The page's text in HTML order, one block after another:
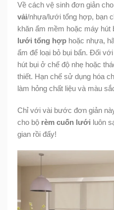
Về cách vệ sinh đơn giản cho
vải/nhựa/lưới tổng hợp, bạn
khăn ẩm mềm hoặc máy hút
lưới tổng hợp hoặc nhựa,
ẩm để loại bỏ bụi bẩn. Đối
hút bụi ở chế độ nhẹ hoặc
thiết. Hạn chế sử dụng hóa
làm hỏng chất liệu và màu
Chỉ với vài bước đơn giản
cho bộ rèm cuốn lưới luôn
gian rồi đấy!